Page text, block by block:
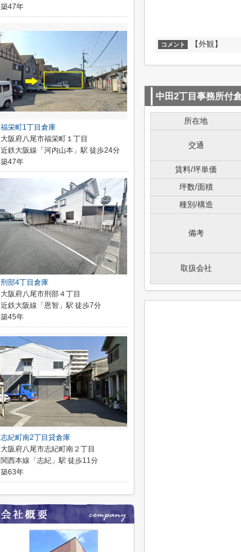
コメント 【外観】
中田2丁目事務所付
所在地
交通
賃料/坪単価
坪数/面積
種別/構造
備考
取扱会社
築47年
福栄町1丁目倉庫
大阪府八尾市福栄町１丁目
近鉄大阪線「河内山本」駅 徒歩24分
築47年
刑部4丁目倉庫
大阪府八尾市刑部４丁目
近鉄大阪線「恩智」駅 徒歩7分
築45年
志紀町南2丁目貸倉庫
大阪府八尾市志紀町南２丁目
関西本線「志紀」駅 徒歩11分
築63年